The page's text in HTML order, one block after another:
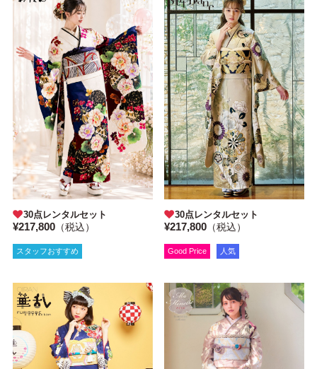
30点レンタルセット
¥217,800（税込）
スタッフおすすめ
30点レンタルセット
¥217,800 （税込）
Good Price 人気